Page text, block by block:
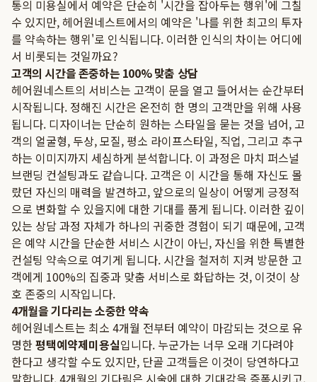
통의 미용실에서 예약은 단순히 '시간을 잡아두는 행위'에 그칠
수 있지만, 헤어원네스트에서의 예약은 '나를 위한 최고의 투자
를 약속하는 행위'로 인식됩니다. 이러한 인식의 차이는 어디에
서 비롯되는 것일까요?
고객의 시간을 존중하는 100% 맞춤 상담
헤어원네스트의 서비스는 고객이 문을 열고 들어서는 순간부터
시작됩니다. 정해진 시간은 온전히 한 명의 고객만을 위해 사용
됩니다. 디자이너는 단순히 원하는 스타일을 묻는 것을 넘어, 고
객의 얼굴형, 두상, 모질, 평소 라이프스타일, 직업, 그리고 추구
하는 이미지까지 세심하게 분석합니다. 이 과정은 마치 퍼스널
브랜딩 컨설팅과도 같습니다. 고객은 이 시간을 통해 자신도 몰
랐던 자신의 매력을 발견하고, 앞으로의 일상이 어떻게 긍정적
으로 변화할 수 있을지에 대한 기대를 품게 됩니다. 이러한 깊이
있는 상담 과정 자체가 하나의 귀중한 경험이 되기 때문에, 고객
은 예약 시간을 단순한 서비스 시간이 아닌, 자신을 위한 특별한
컨설팅 약속으로 여기게 됩니다. 시간을 철저히 지켜 방문한 고
객에게 100%의 집중과 맞춤 서비스로 화답하는 것, 이것이 상
호 존중의 시작입니다.
4개월을 기다리는 소중한 약속
헤어원네스트는 최소 4개월 전부터 예약이 마감되는 것으로 유
명한평택예약제미용실입니다. 누군가는 너무 오래 기다려야
한다고 생각할 수도 있지만, 단골 고객들은 이것이 당연하다고
말합니다. 4개월의 기다림은 시술에 대한 기대감을 증폭시키고,